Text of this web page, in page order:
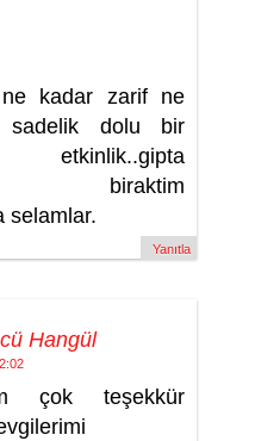
kadar zarif ne
dolu bir
biraktim
selamlar.
Yanıtla
Hangül
çok teşekkür